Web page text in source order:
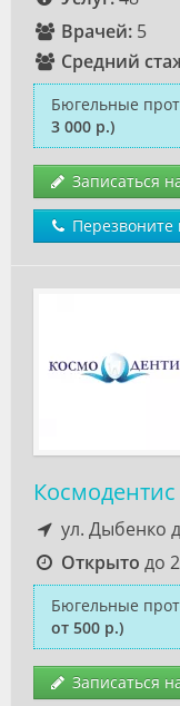
Врачей:5
Средний
Бюгельные
3 000 р.)
Записаться
Перезвоните
Космодентис
ул. Дыбенко
Открыто до
Бюгельные
от 500 р.)
Записаться